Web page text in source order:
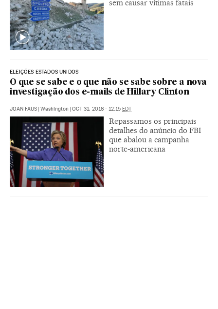
sem causar vítimas fatais
ELEIÇÕES ESTADOS UNIDOS
O que se sabe e o que não se sabe sobre a nova
investigação dos e-mails de Hillary Clinton
JOAN FAUS | Washington | OCT 31, 2016 - 12:15 EDT
Repassamos os principais
detalhes do anúncio do FBI
que abalou a campanha
norte-americana